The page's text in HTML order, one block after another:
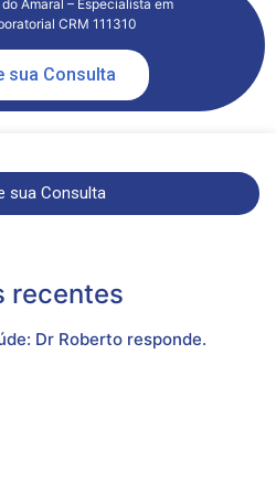
Amaral – Especialista em
CRM 111310
sua Consulta
sua Consulta
recentes
Dr Roberto responde.